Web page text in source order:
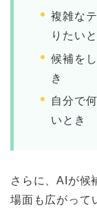
複雑な
りたい
候補を
き
自分で
いとき
さらに、AIが候
場面も広がって